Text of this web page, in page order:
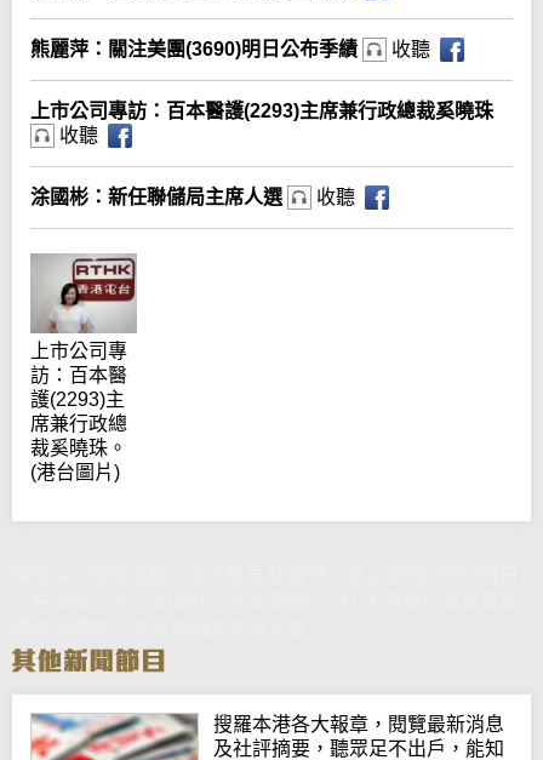
熊麗萍：關注美團(3690)明日公布季績 收聽
上市公司專訪：百本醫護(2293)主席兼行政總裁奚曉珠
收聽
涂國彬：新任聯儲局主席人選 收聽
上市公司專
訪：百本醫
護(2293)主
席兼行政總
裁奚曉珠。
(港台圖片)
搜羅本港各大報章，閱覽最新消息
及社評摘要，聽眾足不出戶，能知